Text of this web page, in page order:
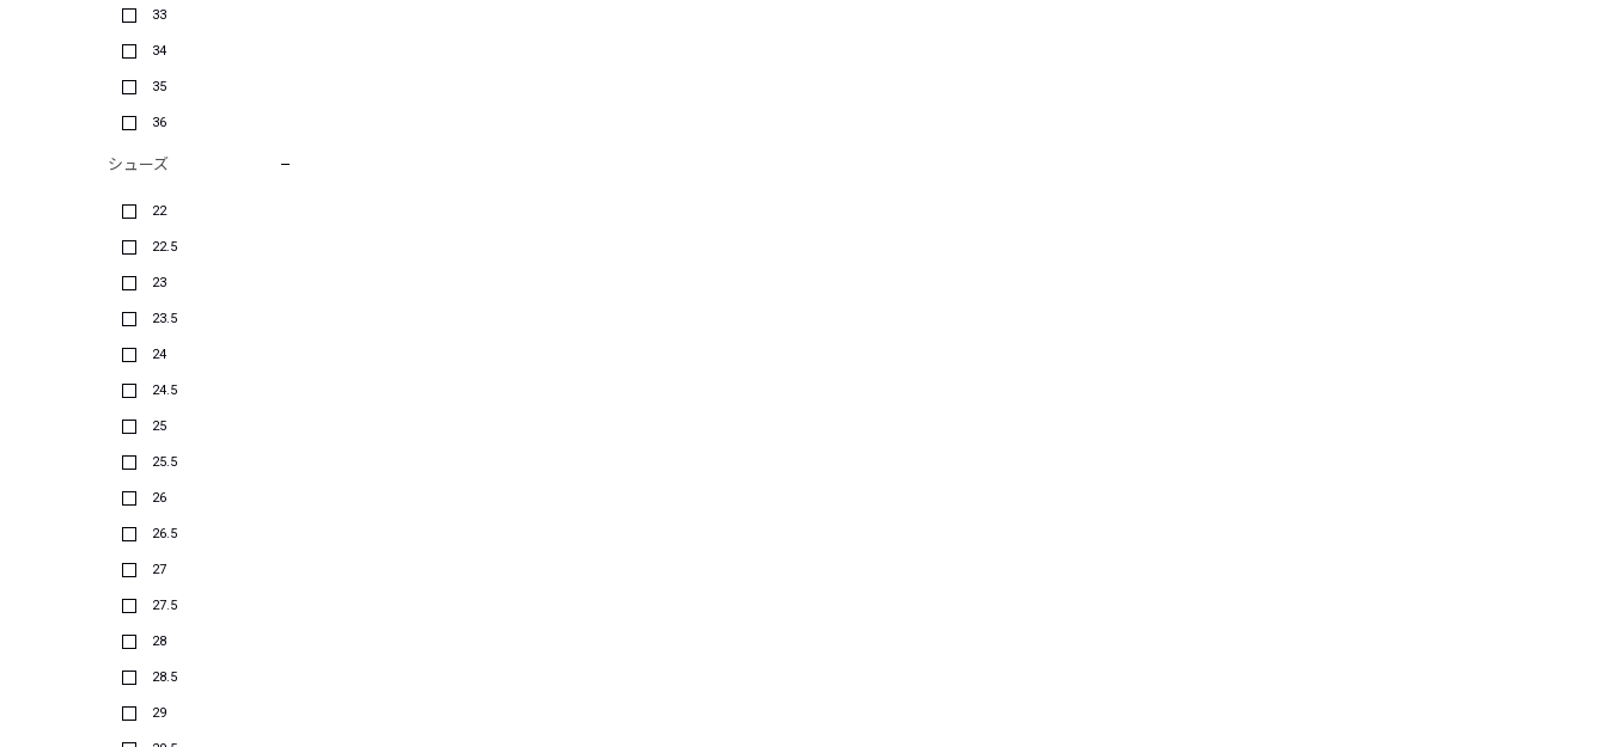
33
34
35
36
シューズ
22
22.5
23
23.5
24
24.5
25
25.5
26
26.5
27
27.5
28
28.5
29